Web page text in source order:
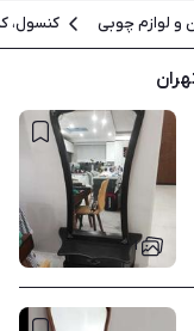
و لوازم چوبی کنسول،
۱